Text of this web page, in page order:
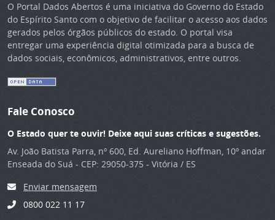
O Portal Dados Abertos é uma iniciativa do Governo do Estado
do Espírito Santo com o objetivo de facilitar o acesso aos dados
gerados pelos órgãos públicos do estado. O portal visa
entregar uma experiência digital otimizada para a busca de
dados sociais, econômicos, administrativos, entre outros.
Fale Conosco
O Estado quer te ouvir! Deixe aqui suas críticas e sugestões.
Av. João Batista Parra, nº 600, Ed. Aureliano Hoffman, 10º andar
Enseada do Suá - CEP: 29050-375 - Vitória / ES
Enviar mensagem
0800 022 11 17